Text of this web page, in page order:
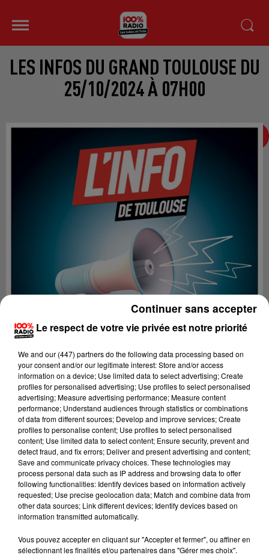
LES INFOS DU GRAND TOULOUSE DU
25/10/2024 À 07H00
Lecture (4 min 25 sec)
100%
100% Radio les infos du grand Toulouse
25 octobre 2024 - 4 min 25 sec
Le respect de votre vie privée est notre priorité
We and our (447) partnersdo the following data processing based on
your consent and/or our legitimate interest: Store and/or access
information on a device; Use limited data to select advertising; Create
profiles for personalised advertising; Use profiles to select personalised
advertising; Measure advertising performance; Measure content
performance; Understand audiences through statistics or combinations
of data from different sources; Develop and improve services; Create
profiles to personalise content; Use profiles to select personalised
content; Use limited data to select content; Ensure security, prevent and
detect fraud, and fix errors; Deliver and present advertising and content;
Save and communicate privacy choices. These technologies may
process personal data such as IP address and browsing data to offer
following functionalities: Identify devices based on information actively
requested; Use precise geolocation data; Match and combine data from
other data sources; Link different devices; Identify devices based on
information transmitted automatically.
Vous pouvez accepter en cliquant sur "Accepter et fermer", ou affiner en
sélectionnant les finalités et/ou partenaires dans "Gérer mes choix".
Continuer sans accepter